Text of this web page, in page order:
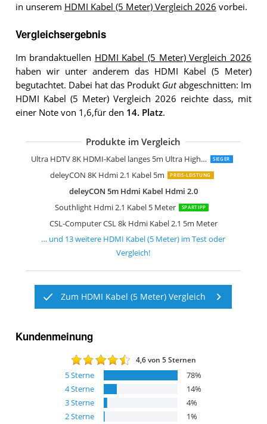
in unserem HDMI Kabel (5 Meter) Vergleich 2026 vorbei.
Vergleichsergebnis
Im brandaktuellen HDMI Kabel (5 Meter) Vergleich 2026
haben wir unter anderem das HDMI Kabel (5 Meter)
begutachtet. Dabei hat das Produkt Gutabgeschnitten: Im
HDMI Kabel (5 Meter) Vergleich 2026 reichte dass, mit
einer Note von 1,6,für den 14. Platz.
Produkte im Vergleich
Ultra HDTV 8K HDMI-Kabel langes 5m Ultra High Speed Hdmi 2.1 Kabel SIEGER
deleyCON 8K Hdmi 2.1 Kabel 5m PREIS-LEISTUNG
deleyCON 5m Hdmi Kabel Hdmi 2.0
Southlight Hdmi 2.1 Kabel 5 Meter
SPARTIPP
CSL-Computer CSL 8k Hdmi Kabel 2.1 5m Meter
Zertifiziertes 10K 8K Hdmi 2.1 Kabel
Hama Hdmi Kabel 5 Meter Ultra High
KabelDirekt 4K Hdmi Kabel 5m
Ultra HDTV 4K HDMI Kabel 5m
KabelDirekt 4K Hdmi Kabel 5m Pro
ConnBull 8k Hdmi 2.1 Kabel 5m
Highwings Hdmi Kabel 5Meter 8K
CSL-Computer CSL 8k 4k Hdmi Kabel
AmazonBasics Geflochtenes HDMI-
Hama High Speed HDMI-Kabel 5m
… und 13weitere HDMI Kabel (5 Meter) im Test oder
Vergleich!
Zum HDMI Kabel (5 Meter) Vergleich
Kundenmeinung
4,6von 5 Sternen
5Sterne 78%
4Sterne 14%
3Sterne 4%
2Sterne 1%